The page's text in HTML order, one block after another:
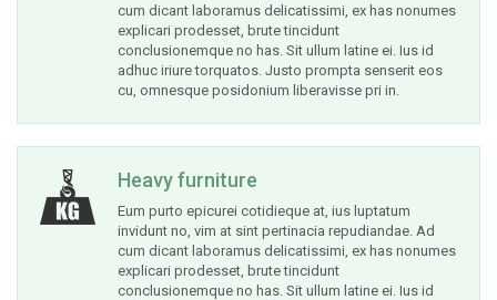
cum dicant laboramus delicatissimi, ex has nonumes
explicari prodesset, brute tincidunt
conclusionemque no has. Sit ullum latine ei. Ius id
adhuc iriure torquatos. Justo prompta senserit eos
cu, omnesque posidonium liberavisse pri in.
Heavy furniture
Eum purto epicurei cotidieque at, ius luptatum
invidunt no, vim at sint pertinacia repudiandae. Ad
cum dicant laboramus delicatissimi, ex has nonumes
explicari prodesset, brute tincidunt
conclusionemque no has. Sit ullum latine ei. Ius id